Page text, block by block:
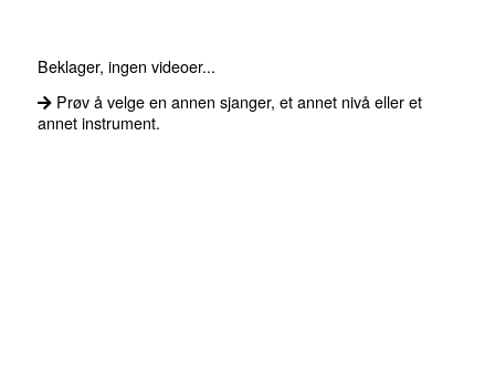
Beklager, ingen videoer...
Prøv å velge en annen sjanger, et annet nivå eller et
annet instrument.